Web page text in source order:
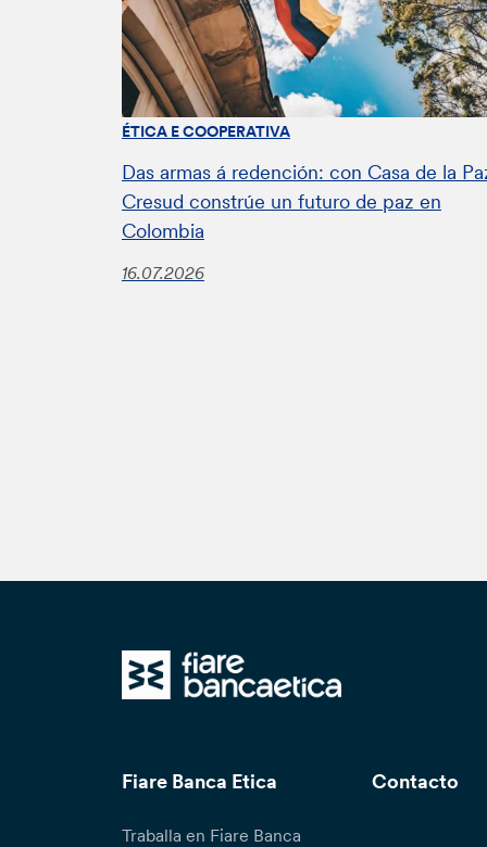
ÉTICA E COOPERATIVA
Das armas á redención: con Casa de la
Cresud constrúe un futuro de paz en
Colombia
16.07.2026
Fiare Banca Etica
Traballa en Fiare Banca
Contacto